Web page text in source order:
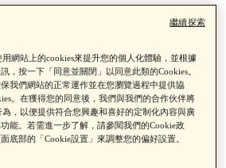
饋
網站上的cookies來提升您的個人化體驗，並根據
，按一下「同意並關閉」以同意此類的Cookies。
我們網站的正常運作並在您瀏覽過程中提供協
。在獲得您的同意後，我們與我們的合作伙伴將
，以便提供符合您興趣和喜好的定制化內容與廣
能。若需進一步了解，請參閱我們的Cookie政
底部的「Cookie設置」來調整您的偏好設置。
繼續探索